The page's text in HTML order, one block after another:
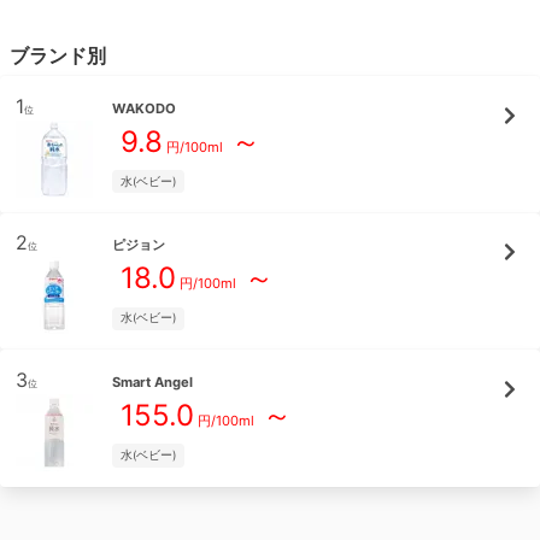
ブランド別
1位 WAKODO
9.8 円/100ml ～
水(ベビー)
2位 ピジョン
18.0 円/100ml ～
水(ベビー)
3位 Smart Angel
155.0 円/100ml ～
水(ベビー)